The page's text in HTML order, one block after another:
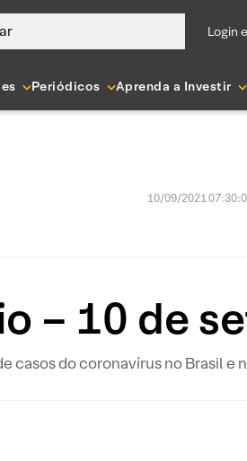
login
Periódicos Aprenda a Investir
10/09/2021
– 10 de
casos do coronavírus no Brasil e